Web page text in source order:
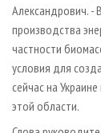
Александрович. -
производства
частности
условия для
сейчас на
этой области.